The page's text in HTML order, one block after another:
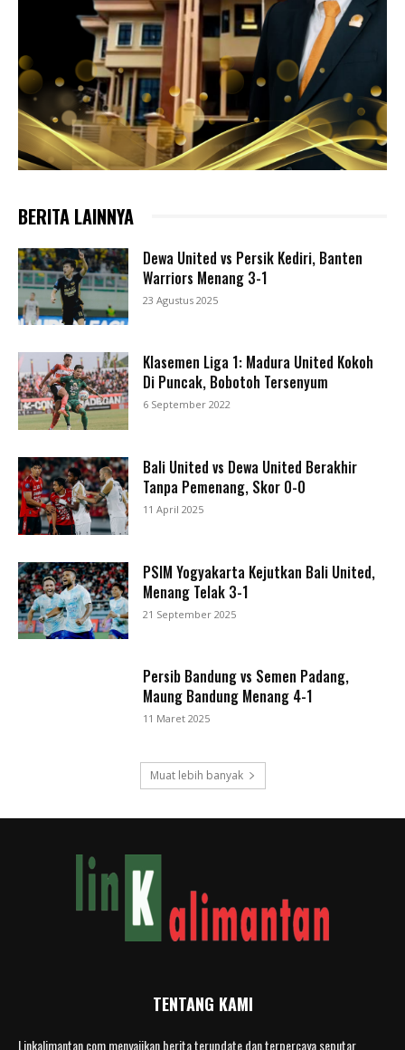
BERITA LAINNYA
Dewa United vs Persik Kediri, Banten
Warriors Menang 3-1
23 Agustus 2025
Klasemen Liga 1: Madura United Kokoh
Di Puncak, Bobotoh Tersenyum
6 September 2022
Bali United vs Dewa United Berakhir
Tanpa Pemenang, Skor 0-0
11 April 2025
PSIM Yogyakarta Kejutkan Bali United,
Menang Telak 3-1
21 September 2025
Persib Bandung vs Semen Padang,
Maung Bandung Menang 4-1
11 Maret 2025
Muat lebih banyak
TENTANG KAMI
Linkalimantan.com menyajikan berita terupdate dan terpercaya seputar